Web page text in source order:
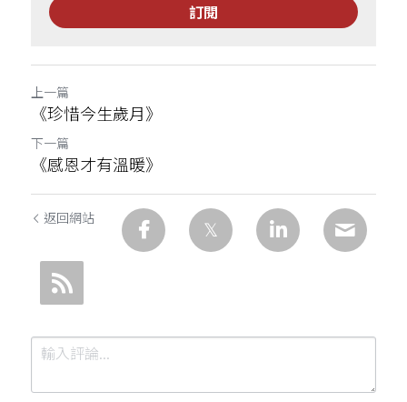
訂閱
上一篇
《珍惜今生歲月》
下一篇
《感恩才有溫暖》
返回網站